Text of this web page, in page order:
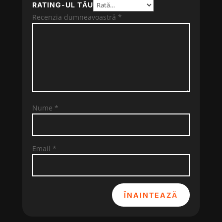
RATING-UL TĂU
Recenzia dumneavoastră *
Nume *
Email *
ÎNAINTEAZĂ